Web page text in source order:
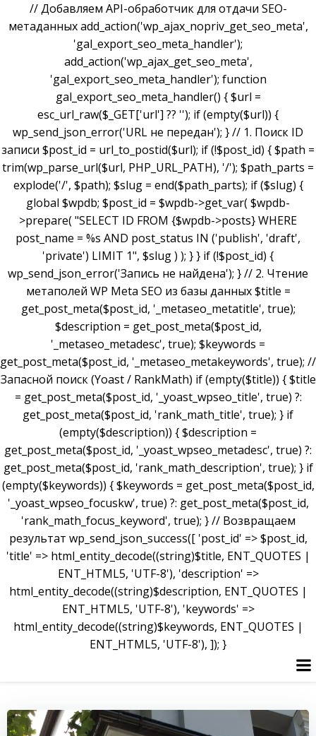
// Добавляем API-обработчик для отдачи SEO-
метаданных add_action('wp_ajax_nopriv_get_seo_meta',
'gal_export_seo_meta_handler');
add_action('wp_ajax_get_seo_meta',
'gal_export_seo_meta_handler'); function
gal_export_seo_meta_handler() { $url =
esc_url_raw($_GET['url'] ?? ''); if (empty($url)) {
wp_send_json_error('URL не передан'); } // 1. Поиск ID
записи $post_id = url_to_postid($url); if (!$post_id) { $path =
trim(wp_parse_url($url, PHP_URL_PATH), '/'); $path_parts =
explode('/', $path); $slug = end($path_parts); if ($slug) {
global $wpdb; $post_id = $wpdb->get_var( $wpdb-
>prepare( "SELECT ID FROM {$wpdb->posts} WHERE
post_name = %s AND post_status IN ('publish', 'draft',
'private') LIMIT 1", $slug ) ); } } if (!$post_id) {
wp_send_json_error('Запись не найдена'); } // 2. Чтение
метаполей WP Meta SEO из базы данных $title =
get_post_meta($post_id, '_metaseo_metatitle', true);
$description = get_post_meta($post_id,
'_metaseo_metadesc', true); $keywords =
get_post_meta($post_id, '_metaseo_metakeywords', true); //
Запасной поиск (Yoast / RankMath) if (empty($title)) { $title
= get_post_meta($post_id, '_yoast_wpseo_title', true) ?:
get_post_meta($post_id, 'rank_math_title', true); } if
(empty($description)) { $description =
get_post_meta($post_id, '_yoast_wpseo_metadesc', true) ?:
get_post_meta($post_id, 'rank_math_description', true); } if
(empty($keywords)) { $keywords = get_post_meta($post_id,
'_yoast_wpseo_focuskw', true) ?: get_post_meta($post_id,
'rank_math_focus_keyword', true); } // Возвращаем
результат wp_send_json_success([ 'post_id' => $post_id,
'title' => html_entity_decode((string)$title, ENT_QUOTES |
ENT_HTML5, 'UTF-8'), 'description' =>
html_entity_decode((string)$description, ENT_QUOTES |
ENT_HTML5, 'UTF-8'), 'keywords' =>
html_entity_decode((string)$keywords, ENT_QUOTES |
ENT_HTML5, 'UTF-8'), ]); }